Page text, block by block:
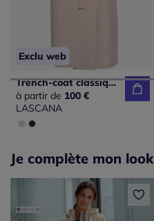
Exclu web
Trench-coat classique matelassé avec poches latérales et ceinture
à partir de 100 €
LASCANA
Je complète mon look